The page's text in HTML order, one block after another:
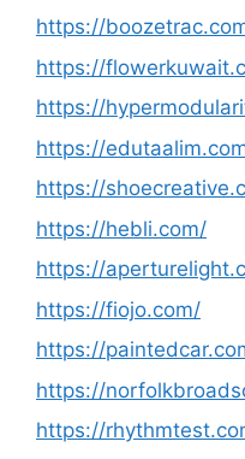
https://
https://
https://
https://
https://
https://hebli.com/
https://
https://fiojo.com/
https://
https://
https://